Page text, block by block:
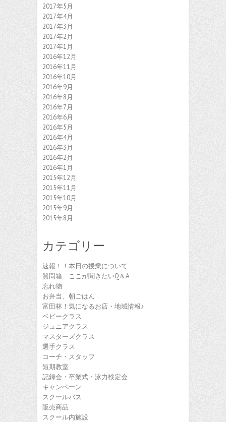
2017年5月
2017年4月
2017年3月
2017年2月
2017年1月
2016年12月
2016年11月
2016年10月
2016年9月
2016年8月
2016年7月
2016年6月
2016年5月
2016年4月
2016年3月
2016年2月
2016年1月
2015年12月
2015年11月
2015年10月
2015年9月
2015年8月
カテゴリー
速報！！本日の授業について
質問箱 ここが聞きたいQ＆A
忘れ物
お弁当、朝ごはん
富田林！気になるお店・地域情報♪
ベビークラス
ジュニアクラス
マスターズクラス
選手クラス
コーチ・スタッフ
短期教室
記録会・卒業式・泳力検定会
キャンペーン
スクールバス
販売商品
スクール内施設